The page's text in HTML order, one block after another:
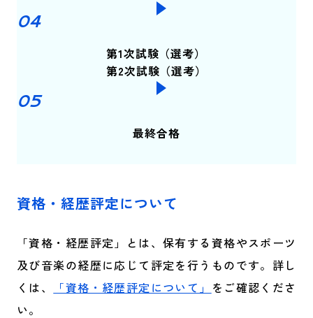
第1次試験（選考）
第2次試験（選考）
最終合格
資格・経歴評定について
「資格・経歴評定」とは、保有する資格やスポーツ
及び音楽の経歴に応じて評定を行うものです。詳し
くは、
「資格・経歴評定について」 をご確認くださ
い。